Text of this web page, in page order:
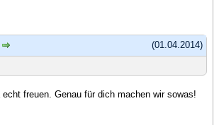
(01.04.2014)
freuen. Genau für dich machen wir sowas!